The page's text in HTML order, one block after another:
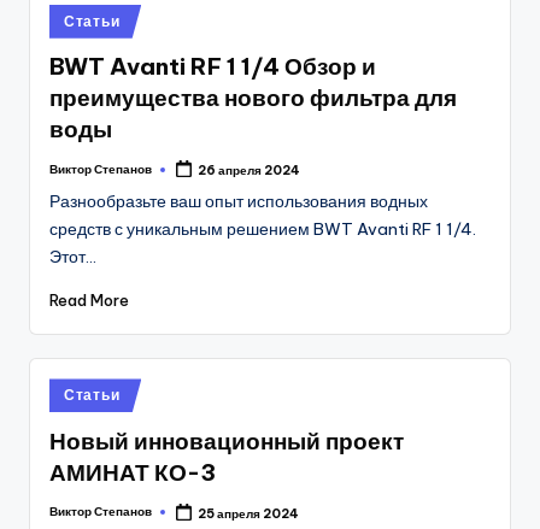
Posted
in
Статьи
BWT Avanti RF 1 1/4 Обзор и
преимущества нового фильтра для
воды
Posted
Виктор Степанов 26 апреля 2024
Разнообразьте ваш опыт использования водных
средств с уникальным решением BWT Avanti RF 1 1/4.
Этот…
Read More
Posted
in
Статьи
Новый инновационный проект
АМИНАТ КО-3
Posted
Виктор Степанов 25 апреля 2024